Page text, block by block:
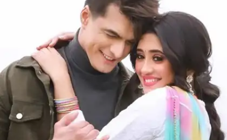
सीरियल 'ये रिश्ता क्या कहलाता है' के सेट पर रोहन मेहरा और
कांची सिंह भी प्यार में पड़ गए थे।